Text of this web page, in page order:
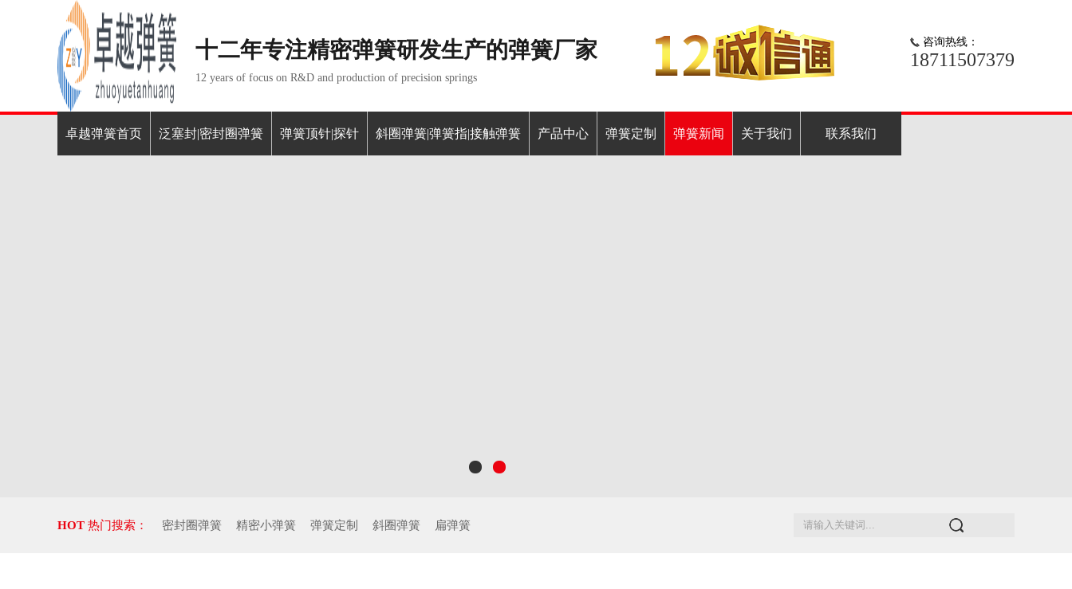
十二年专注精密弹簧研发生产的弹簧厂家
12 years of focus on R&D and production of precision springs
咨询热线：
18711507379
卓越弹簧首页 泛塞封|密封圈弹簧 弹簧顶针|探针 斜圈弹簧|弹簧指|接触弹簧 产品中心 弹簧定制 弹簧新闻 关于我们 联系我们
HOT 热门搜索： 密封圈弹簧 精密小弹簧 弹簧定制 斜圈弹簧 扁弹簧